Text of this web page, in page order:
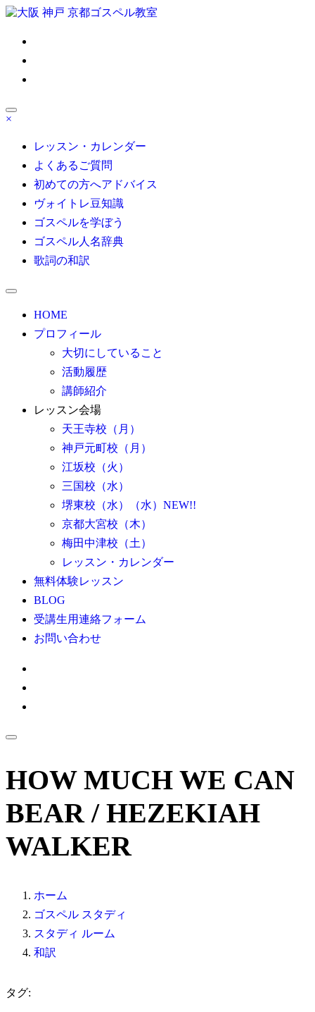
コ
キ
ゴスペル 大阪/京都/神戸/東京/名古屋/博多｜Satisfy My Soul
ッスン受付中！自分の声を好きになる
×
レッスン・カレンダー
よくあるご質問
初めての方へアドバイス
ヴォイトレ豆知識
ゴスペルを学ぼう
ゴスペル人名辞典
歌詞の和訳
HOME
プロフィール
大切にしていること
活動履歴
講師紹介
レッスン会場
天王寺校（月）
神戸元町校（月）
江坂校（火）
三国校（水）
堺東校（水）（水）NEW!!
京都大宮校（木）
梅田中津校（土）
レッスン・カレンダー
無料体験レッスン
BLOG
受講生用連絡フォーム
お問い合わせ
HOW MUCH WE CAN
BEAR / HEZEKIAH
WALKER
ホーム
ゴスペル スタディ
スタディ ルーム
和訳
タグ: